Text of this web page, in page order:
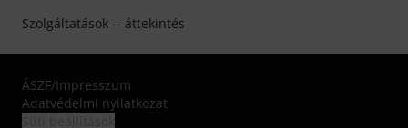
Szolgáltatások -- áttekintés
ÁSZF/Impresszum
Adatvédelmi nyilatkozat